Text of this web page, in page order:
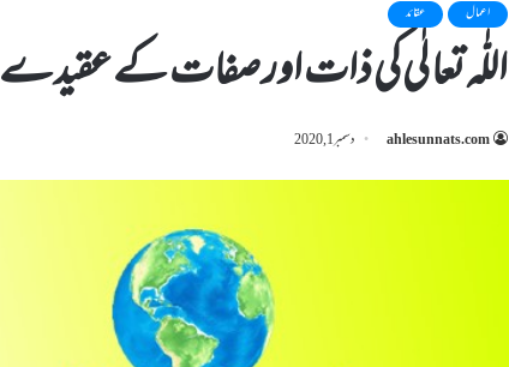
اعمال عقائد
اللّٰہ تعا لٰی کی ذات اور صفات کے عقیدے
ahlesunnats.com دسمبر 1, 2020